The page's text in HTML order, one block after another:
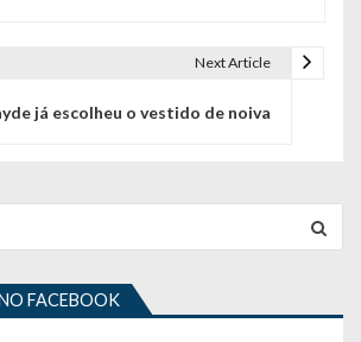
Next Article
já escolheu o vestido de noiva
FACEBOOK